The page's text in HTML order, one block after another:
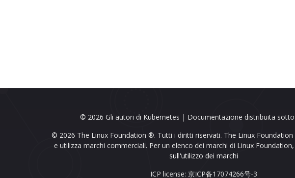
© 2026 Gli autori di Kubernetes | Documentazione distribuita sotto
© 2026 The Linux Foundation ®. Tutti i diritti riservati. The Linux
e utilizza marchi commerciali. Per un elenco dei marchi di Linux
sull'utilizzo dei marchi
ICP license: 京ICP备17074266号-3